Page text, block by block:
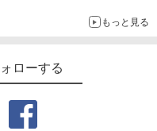
もっと見る
ローする